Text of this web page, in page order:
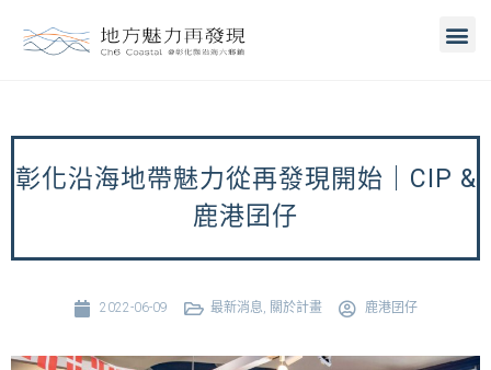
彰化沿海地帶魅力從再發現開始｜CIP &
鹿港囝仔
2022-06-09 最新消息, 關於計畫 鹿港囝仔